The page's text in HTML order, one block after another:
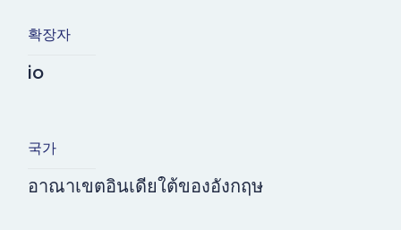
확장자
io
국가
อาณาเขตอินเดียใต้ของอังกฤษ